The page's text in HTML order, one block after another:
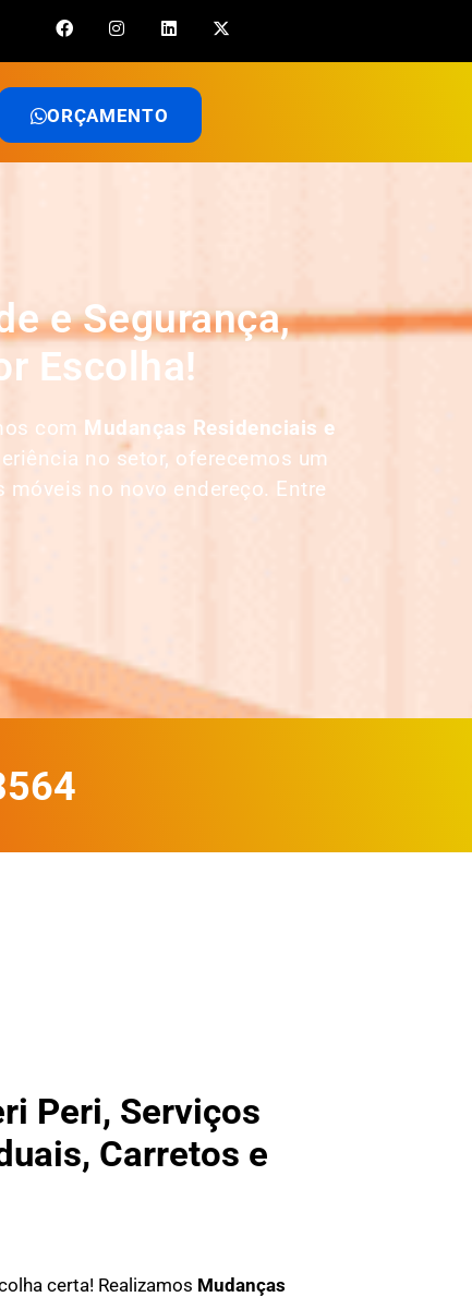
ORÇAMENTO
e Segurança,
Escolha!
com Mudanças Residenciais e
no setor, oferecemos um
no novo endereço. Entre
Peri, Serviços
Carretos e
certa! Realizamos Mudanças